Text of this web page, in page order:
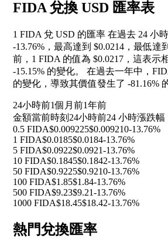
FIDA 兌換 USD 匯率表
1 FIDA 兌 USD 的匯率 在過去 24 小
-13.76% ，最高達到 $0.0214，最低達
前，1 FIDA 的值為 $0.0217，這表示
-15.15% 的變化。 在過去一年中，
的變化，導致其價值發生了 -81.16%
24小時前1個月前1年前
金額當前時刻 24小時前24 小時漲跌幅
0.5 FIDA$0.009225$0.009210-13.76%
1 FIDA$0.0185$0.0184-13.76%
5 FIDA$0.0922$0.0921-13.76%
10 FIDA$0.1845$0.1842-13.76%
50 FIDA$0.9225$0.9210-13.76%
100 FIDA$1.85$1.84-13.76%
500 FIDA$9.23$9.21-13.76%
1000 FIDA$18.45$18.42-13.76%
熱門兌換匯率